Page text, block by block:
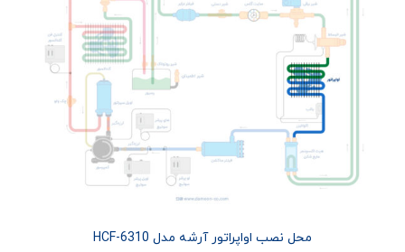
محل نصب اواپراتور آرشه مدل HCF-6310